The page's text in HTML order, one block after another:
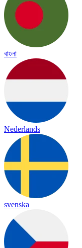
বাংলা
Nederlands
svenska